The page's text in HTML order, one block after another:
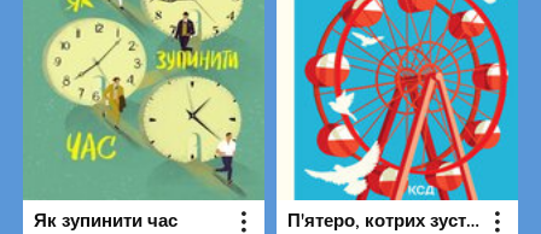
Як зупинити час П'ятеро, котрих зустрінеш на небесах